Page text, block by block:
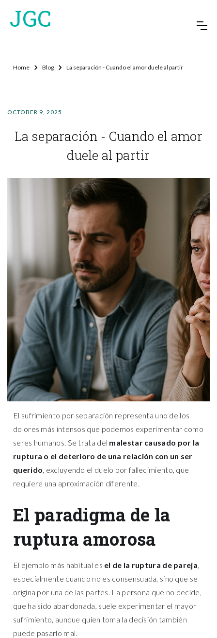
JGC
Home Blog La separación - Cuando el amor duele al partir
OCTOBER 9, 2025
La separación - Cuando el amor
duele al partir
El sufrimiento por separación representa uno de los
dolores más intensos que podemos experimentar como
seres humanos. Se trata del malestar causado por la
ruptura o el deterioro de una relación con un ser
querido, excluyendo el duelo por fallecimiento, que
requiere una aproximación diferente.
El paradigma de la
ruptura amorosa
El ejemplo más habitual es el de la ruptura de pareja,
especialmente cuando no es consensuada, sino que se
origina por una de las partes. La persona que no decide,
que ha sido abandonada, suele experimentar el mayor
sufrimiento, aunque quien toma la decisión también
puede pasarlo mal.